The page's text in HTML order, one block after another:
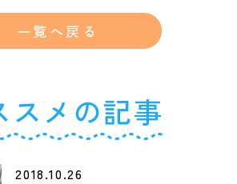
一覧へ戻る
スメの記事
2018.10.26